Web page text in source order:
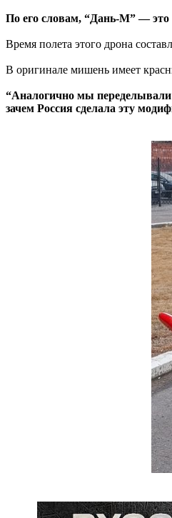
По его словам, “Дань-М” —
Время полета этого дрона
В оригинале мишень имеет
“Аналогично мы
зачем Россия сделала эту